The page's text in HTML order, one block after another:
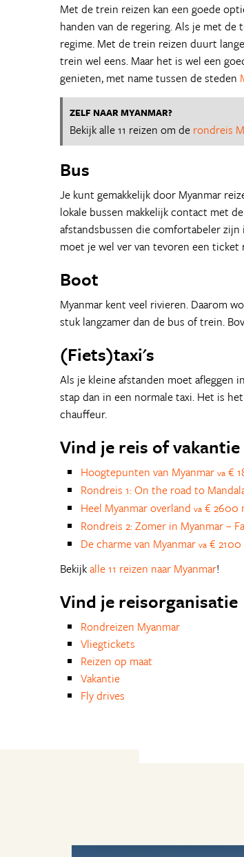
Met de trein reizen kan een goede
handen van de regering. Als je met
regime. Met de trein reizen duurt
trein wel eens. Maar het is wel een
genieten, met name tussen de steden
ZELF NAAR MYANMAR?
Bekijk alle 11 reizen om de rondreis
Bus
Je kunt gemakkelijk door Myanmar
lokale bussen makkelijk contact met
afstandsbussen die comfortabeler
moet je wel ver van tevoren een ticket
Boot
Myanmar kent veel rivieren. Daarom
stuk langzamer dan de bus of trein.
(Fiets)taxi's
Als je kleine afstanden moet afleggen
stap dan in een normale taxi. Het is
chauffeur.
Vind je reis of
Hoogtepunten van Myanmar va €
Rondreis 1: On the road to
Heel Myanmar overland va € 2600
Rondreis 2: Zomer in Myanmar –
De charme van Myanmar va € 2100
Bekijkalle 11 reizen naar Myanmar!
Vind je reisorganisatie
Rondreizen Myanmar
Vliegtickets
Reizen op maat
Vakantie
Fly drives